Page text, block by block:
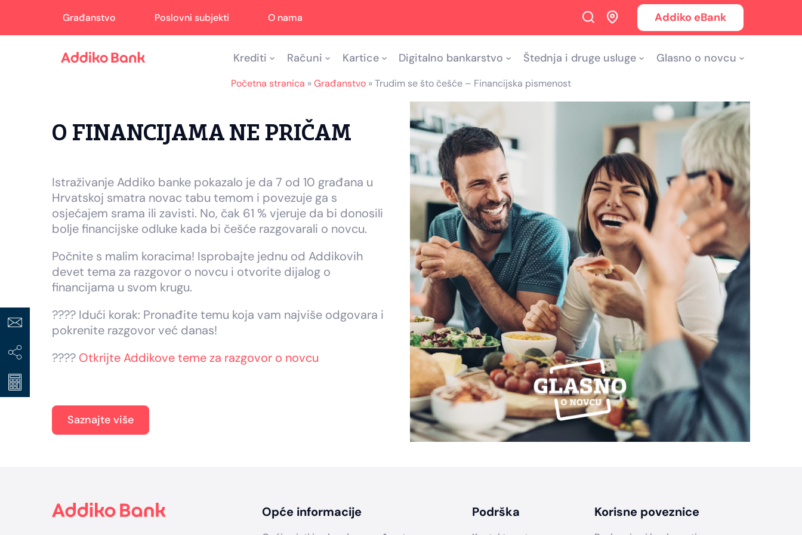
Građanstvo Poslovni subjekti O nama Addiko eBank
Krediti Računi Kartice Digitalno bankarstvo Štednja i druge usluge Glasno o novcu
Početna stranica »Građanstvo »Trudim se što češće – Financijska pismenost
O FINANCIJAMA NE PRIČAM
Istraživanje Addiko banke pokazalo je da 7 od 10 građana u
Hrvatskoj smatra novac tabu temom i povezuje ga s
osjećajem srama ili zavisti. No, čak 61 % vjeruje da bi donosili
bolje financijske odluke kada bi češće razgovarali o novcu.
Počnite s malim koracima! Isprobajte jednu od Addikovih
devet tema za razgovor o novcu i otvorite dijalog o
financijama u svom krugu.
???? Idući korak: Pronađite temu koja vam najviše odgovara i
pokrenite razgovor već danas!
???? Otkrijte Addikove teme za razgovor o novcu
Saznajte više
Opće informacije Podrška Korisne poveznice